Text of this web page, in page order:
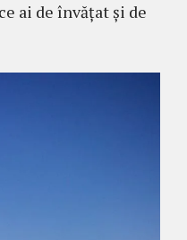
ai de învăţat şi de